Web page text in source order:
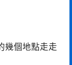
幾個地點走走